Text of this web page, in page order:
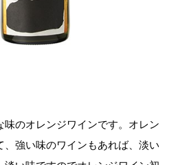
味のオレンジワインです。オレン
、強い味のワインもあれば、淡い